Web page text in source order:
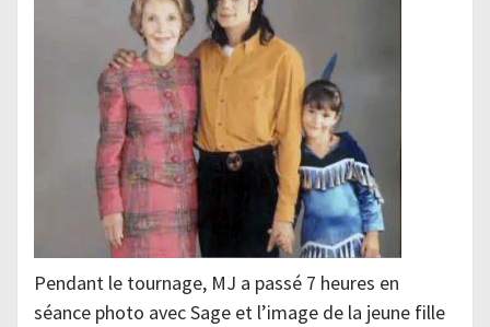
Pendant le tournage, MJ a passé 7 heures en
séance photo avec Sage et l’image de la jeune fille